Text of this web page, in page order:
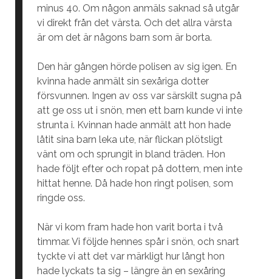
minus 40. Om någon anmäls saknad så utgår
vi direkt från det värsta. Och det allra värsta
är om det är någons barn som är borta.
Den här gången hörde polisen av sig igen. En
kvinna hade anmält sin sexåriga dotter
försvunnen. Ingen av oss var särskilt sugna på
att ge oss ut i snön, men ett barn kunde vi inte
strunta i. Kvinnan hade anmält att hon hade
låtit sina barn leka ute, när flickan plötsligt
vänt om och sprungit in bland träden. Hon
hade följt efter och ropat på dottern, men inte
hittat henne. Då hade hon ringt polisen, som
ringde oss.
När vi kom fram hade hon varit borta i två
timmar. Vi följde hennes spår i snön, och snart
tyckte vi att det var märkligt hur långt hon
hade lyckats ta sig – längre än en sexåring